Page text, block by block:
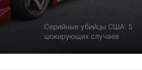
Серийные убийцы США: 5
шокирующих случаев